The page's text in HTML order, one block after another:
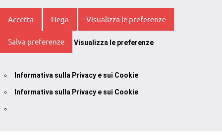
Accetta Nega Visualizza le preferenze
Salva preferenze Visualizza le preferenze
Informativa sulla Privacy e sui Cookie
Informativa sulla Privacy e sui Cookie